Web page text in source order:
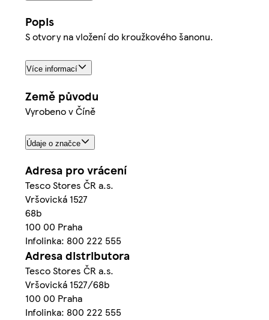
Popis
S otvory na vložení do kroužkového šanonu.
Více informací
Země původu
Vyrobeno v Číně
Údaje o značce
Adresa pro vrácení
Tesco Stores ČR a.s.
Vršovická 1527
68b
100 00 Praha
Infolinka: 800 222 555
Adresa distributora
Tesco Stores ČR a.s.
Vršovická 1527/68b
100 00 Praha
Infolinka: 800 222 555